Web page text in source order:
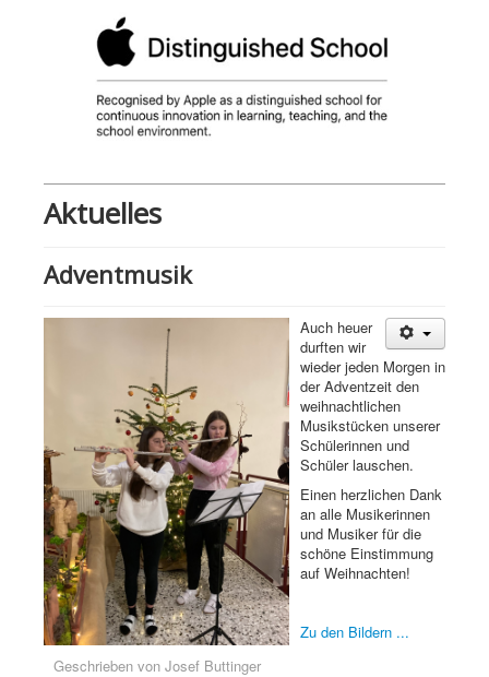
Aktuelles
Adventmusik
Auch heuer
durften wir
wieder jeden Morgen in
der Adventzeit den
weihnachtlichen
Musikstücken unserer
Schülerinnen und
Schüler lauschen.
Einen herzlichen Dank
an alle Musikerinnen
und Musiker für die
schöne Einstimmung
auf Weihnachten!
Zu den Bildern ...
Geschrieben von Josef Buttinger